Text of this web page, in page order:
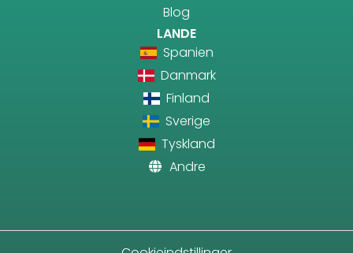
Blog
LANDE
Spanien
Danmark
Finland
Sverige
Tyskland
Andre